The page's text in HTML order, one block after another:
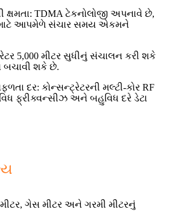
ક્ષમતા: TDMA ટેકનોલોજી અપનાવે છે,
માટે આપમેળે સંચાર સમય એકમને
5,000 મીટર સુધીનું સંચાલન કરી શકે
બચાવી શકે છે.
દર: કોન્સન્ટ્રેટરની મલ્ટી-કોર RF
ફ્રીક્વન્સીઝ અને બહુવિધ દરે ડેટા
મીટર, ગેસ મીટર અને ગરમી મીટરનું